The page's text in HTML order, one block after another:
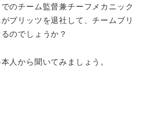
のチーム監督兼チーフメカニック
ブリッツを退社して、チームブリ
のでしょうか？
人から聞いてみましょう。